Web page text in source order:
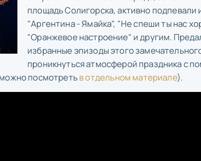
площадь Солигорска, активно подпевали
"Аргентина - Ямайка", "Не спеши ты нас
"Оранжевое настроение" и другим.
избранные эпизоды этого
проникнуться атмосферой праздника с
посмотретьв отдельном материале).